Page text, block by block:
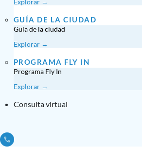
Explorar →
GUÍA DE LA CIUDAD
Guía de la ciudad
Explorar →
PROGRAMA FLY IN
Programa Fly In
Explorar →
Consulta virtual